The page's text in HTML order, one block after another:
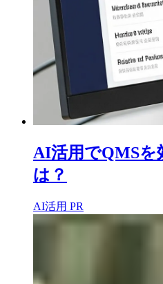
AI活用でQMSを
は？
AI活用 PR